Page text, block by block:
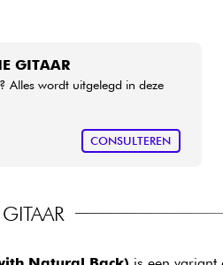
GITAAR
Alles wordt uitgelegd in deze
CONSULTEREN